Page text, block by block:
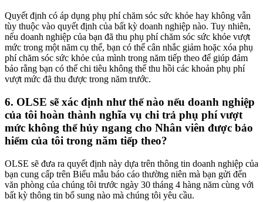
Quyết định có áp dụng phụ phí chăm sóc sức khỏe hay không vẫn
tùy thuộc vào quyết định của bất kỳ doanh nghiệp nào. Tuy nhiên,
nếu doanh nghiệp của bạn đã thu phụ phí chăm sóc sức khỏe vượt
mức trong một năm cụ thể, bạn có thể cân nhắc giảm hoặc xóa phụ
phí chăm sóc sức khỏe của mình trong năm tiếp theo để giúp đảm
bảo rằng bạn có thể chi tiêu không thể thu hồi các khoản phụ phí
vượt mức đã thu được trong năm trước.
6. OLSE sẽ xác định như thế nào nếu doanh nghiệp
của tôi hoàn thành nghĩa vụ chi trả phụ phí vượt
mức không thể hủy ngang cho Nhân viên được bảo
hiểm của tôi trong năm tiếp theo?
OLSE sẽ đưa ra quyết định này dựa trên thông tin doanh nghiệp của
bạn cung cấp trên Biểu mẫu báo cáo thường niên mà bạn gửi đến
văn phòng của chúng tôi trước ngày 30 tháng 4 hàng năm cùng với
bất kỳ thông tin bổ sung nào mà chúng tôi yêu cầu.